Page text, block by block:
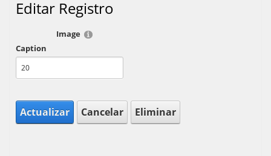
Editar Registro
Image
Caption
Actualizar Cancelar Eliminar